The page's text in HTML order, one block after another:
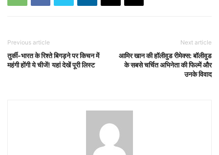
Previous article
तुर्की-भारत के रिश्ते बिगड़ने पर किचन में
महंगी होंगी ये चीजें! यहां देखें पूरी लिस्ट
Next article
आमिर खान की हॉलीवुड रीमेक्स: बॉलीवुड
के सबसे चर्चित अभिनेता की फिल्में और
उनके विवाद